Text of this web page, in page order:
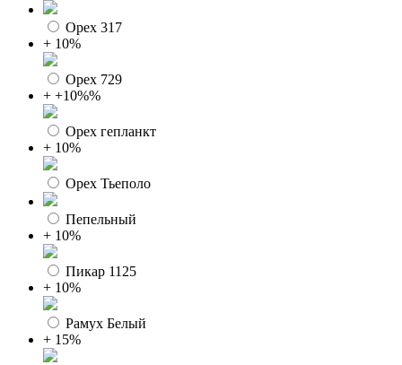
Орех 317
+ 10%
Орех 729
+ +10%%
Орех гепланкт
+ 10%
Орех Тьеполо
Пепельный
+ 10%
Пикар 1125
+ 10%
Рамух Белый
+ 15%